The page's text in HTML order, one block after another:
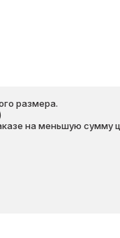
размера.
на меньшую сумму